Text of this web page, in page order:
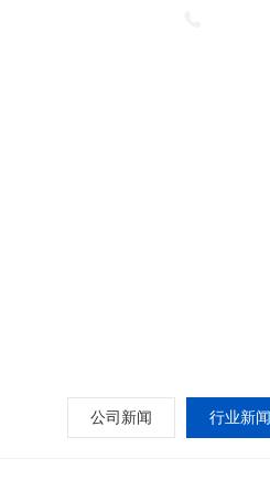
公司新闻 行业新闻